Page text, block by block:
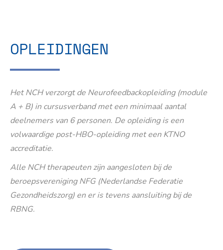
OPLEIDINGEN
Het NCH verzorgt de Neurofeedbackopleiding (module
A + B) in cursusverband met een minimaal aantal
deelnemers van 6 personen. De opleiding is een
volwaardige post-HBO-opleiding met een KTNO
accreditatie.
Alle NCH therapeuten zijn aangesloten bij de
beroepsvereniging NFG (Nederlandse Federatie
Gezondheidszorg) en er is tevens aansluiting bij de
RBNG.